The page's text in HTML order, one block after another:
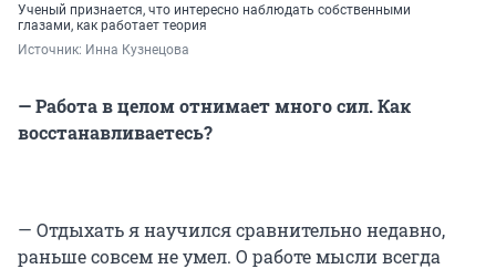
Ученый признается, что интересно наблюдать собственными
глазами, как работает теория
Источник: Инна Кузнецова
— Работа в целом отнимает много сил. Как
восстанавливаетесь?
— Отдыхать я научился сравнительно недавно,
раньше совсем не умел. О работе мысли всегда